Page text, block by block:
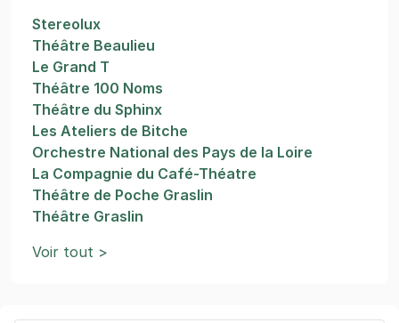
Stereolux
Théâtre Beaulieu
Le Grand T
Théâtre 100 Noms
Théâtre du Sphinx
Les Ateliers de Bitche
Orchestre National des Pays de la Loire
La Compagnie du Café-Théatre
Théâtre de Poche Graslin
Théâtre Graslin
Voir tout >